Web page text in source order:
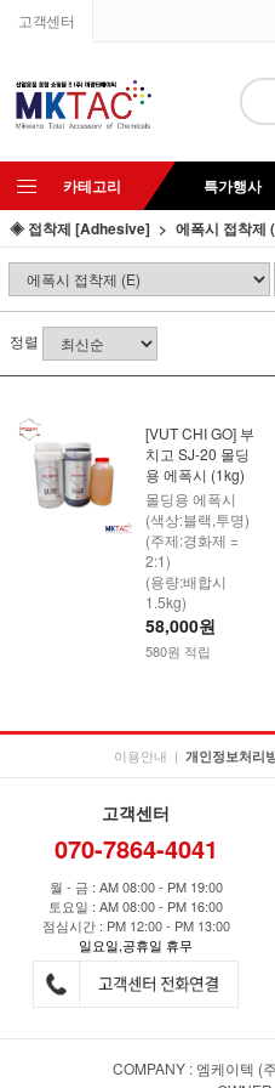
고객센터
카테고리 특가행사
◈ 접착제 [Adhesive]
에폭시 접착제
정렬
[VUT CHI GO] 부
치고 SJ-20 몰딩
용 에폭시 (1kg)
몰딩용 에폭시
(색상:블랙,투명)
(주제:경화제 =
2:1)
(용량:배합시
1.5kg)
58,000원
580원 적립
이용안내 | 개인정보처리
고객센터
070-7864-4041
월 - 금 : AM 08:00 - PM 19:00
토요일 : AM 08:00 - PM 16:00
점심시간 : PM 12:00 - PM 13:00
일요일,공휴일 휴무
COMPANY : 엠케이텍 (